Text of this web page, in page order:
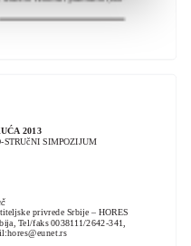
2013
SIMPOZIJUM
:
privrede Srbije – HORES
Tel/faks 0038111/2642-341,
hores@eunet.rs